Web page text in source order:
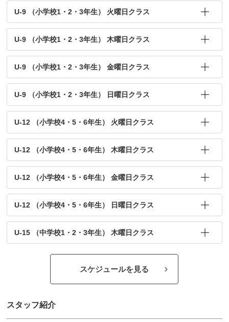
U-9 （小学校1・2・3年生） 火曜日クラス
U-9 （小学校1・2・3年生） 木曜日クラス
U-9 （小学校1・2・3年生） 金曜日クラス
U-9 （小学校1・2・3年生） 日曜日クラス
U-12 （小学校4・5・6年生） 火曜日クラス
U-12 （小学校4・5・6年生） 木曜日クラス
U-12 （小学校4・5・6年生） 金曜日クラス
U-12 （小学校4・5・6年生） 日曜日クラス
U-15 （中学校1・2・3年生） 木曜日クラス
スケジュールを見る
スタッフ紹介